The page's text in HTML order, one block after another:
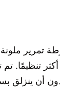
أشرطة تمرير